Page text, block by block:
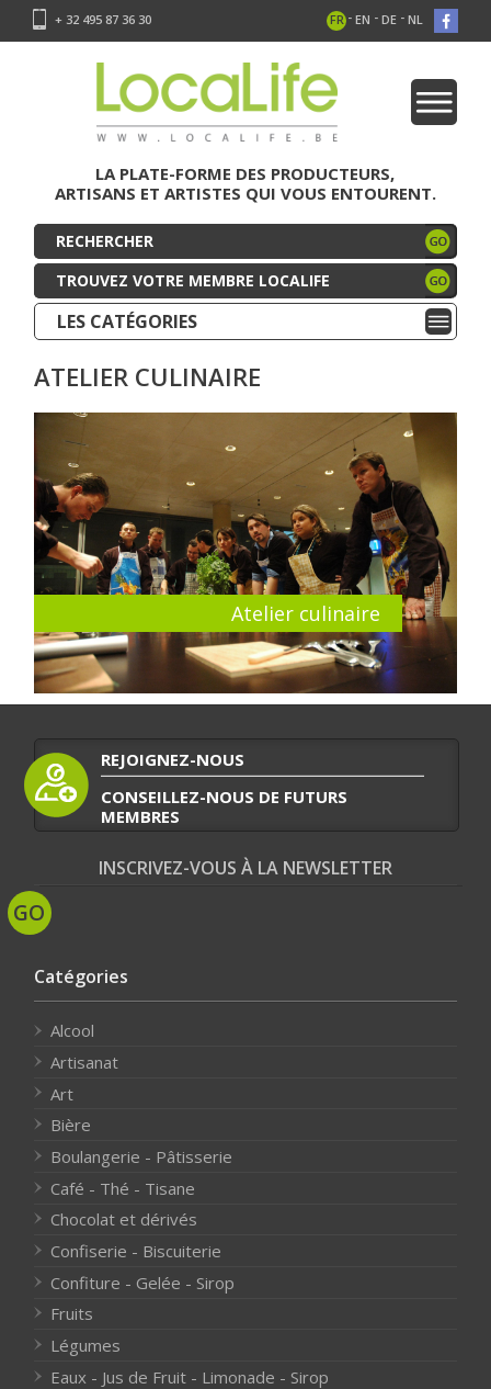
+ 32 495 87 36 30 FR - EN - DE - NL
LA PLATE-FORME DES PRODUCTEURS,
ARTISANS ET ARTISTES QUI VOUS ENTOURENT.
TROUVEZ VOTRE MEMBRE LOCALIFE
LES CATÉGORIES
ATELIER CULINAIRE
Atelier culinaire
REJOIGNEZ-NOUS
CONSEILLEZ-NOUS DE FUTURS
MEMBRES
INSCRIVEZ-VOUS À LA NEWSLETTER
Catégories
Alcool
Artisanat
Art
Bière
Boulangerie - Pâtisserie
Café - Thé - Tisane
Chocolat et dérivés
Confiserie - Biscuiterie
Confiture - Gelée - Sirop
Fruits
Légumes
Eaux - Jus de Fruit - Limonade - Sirop